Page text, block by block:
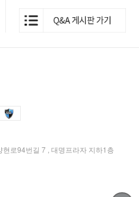
로94번길 7 , 대명프라자 지하1층